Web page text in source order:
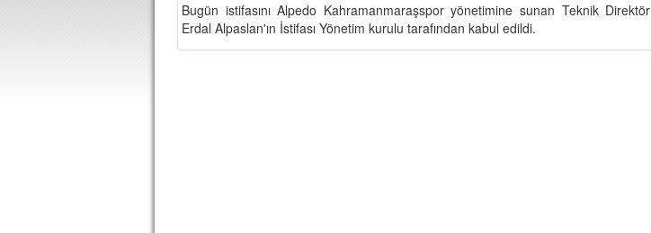
Bugün istifasını Alpedo Kahramanmaraşspor yönetimine sunan Teknik Direktör
Erdal Alpaslan'ın İstifası Yönetim kurulu tarafından kabul edildi.